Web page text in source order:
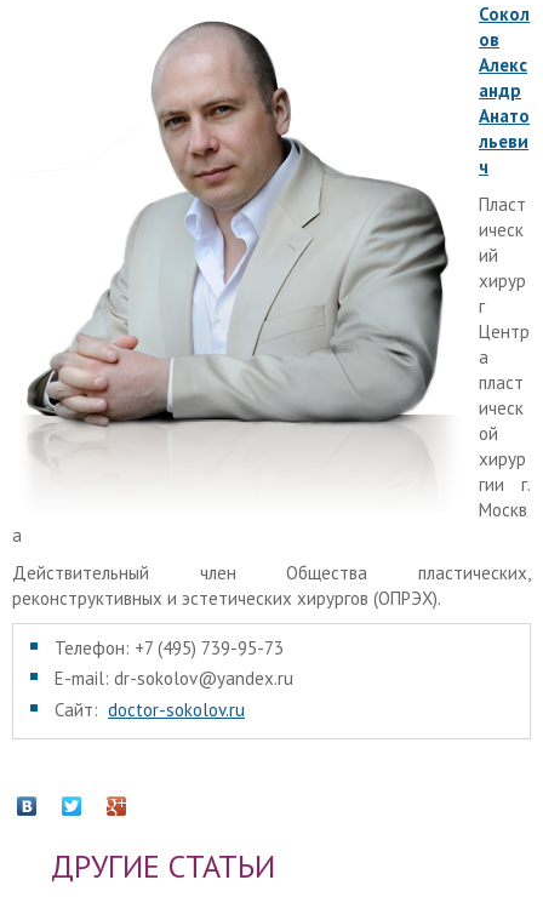
Сокол
ов
Алекс
андр
Анато
льеви
ч
Пласт
ическ
ий
хирур
г
Центр
а
пласт
ическ
ой
хирур
гии г.
Москв
а
Действительный член Общества пластических,
реконструктивных и эстетических хирургов (ОПРЭХ).
Телефон: +7 (495) 739-95-73
E-mail: dr-sokolov@yandex.ru
Сайт: doctor-sokolov.ru
ДРУГИЕ СТАТЬИ